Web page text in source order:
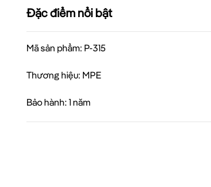
Đặc điểm nổi bật
Mã sản phẩm: P-315
Thương hiệu: MPE
Bảo hành: 1 năm